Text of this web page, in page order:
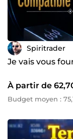
Spiritrader
Je vais vous
À partir de
Budget moyen :